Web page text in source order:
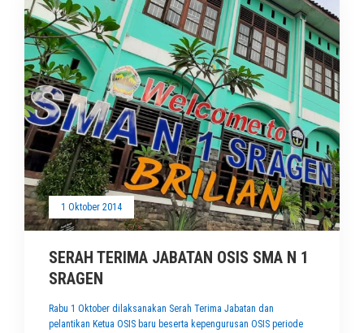
1 Oktober 2014
SERAH TERIMA JABATAN OSIS SMA N 1
SRAGEN
Rabu 1 Oktober dilaksanakan Serah Terima Jabatan dan
pelantikan Ketua OSIS baru beserta kepengurusan OSIS periode